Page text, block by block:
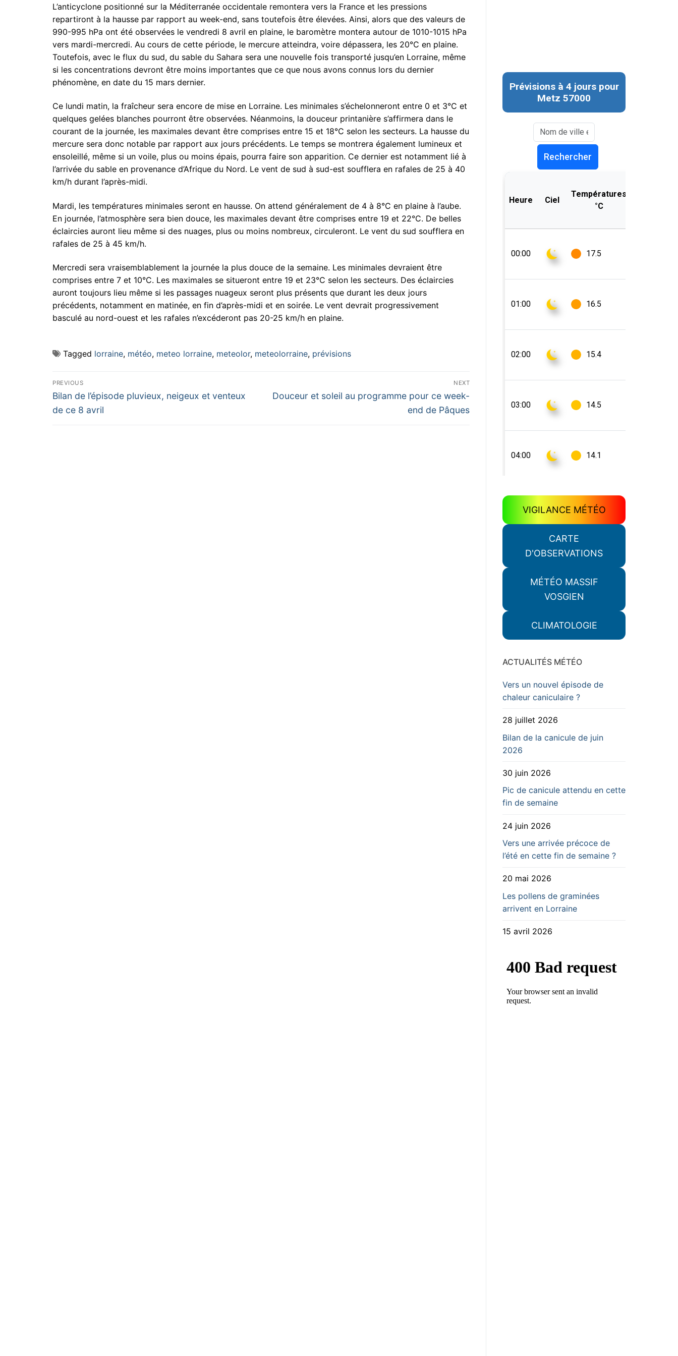
L’anticyclone positionné sur la Méditerranée occidentale remontera vers la France et les pressions
repartiront à la hausse par rapport au week-end, sans toutefois être élevées. Ainsi, alors que des valeurs de
990-995 hPa ont été observées le vendredi 8 avril en plaine, le baromètre montera autour de 1010-1015 hPa
vers mardi-mercredi. Au cours de cette période, le mercure atteindra, voire dépassera, les 20°C en plaine.
Toutefois, avec le flux du sud, du sable du Sahara sera une nouvelle fois transporté jusqu’en Lorraine, même
si les concentrations devront être moins importantes que ce que nous avons connus lors du dernier
phénomène, en date du 15 mars dernier.
Ce lundi matin, la fraîcheur sera encore de mise en Lorraine. Les minimales s’échelonneront entre 0 et 3°C et
quelques gelées blanches pourront être observées. Néanmoins, la douceur printanière s’affirmera dans le
courant de la journée, les maximales devant être comprises entre 15 et 18°C selon les secteurs. La hausse du
mercure sera donc notable par rapport aux jours précédents. Le temps se montrera également lumineux et
ensoleillé, même si un voile, plus ou moins épais, pourra faire son apparition. Ce dernier est notamment lié à
l’arrivée du sable en provenance d’Afrique du Nord. Le vent de sud à sud-est soufflera en rafales de 25 à 40
km/h durant l’après-midi.
Mardi, les températures minimales seront en hausse. On attend généralement de 4 à 8°C en plaine à l’aube.
En journée, l’atmosphère sera bien douce, les maximales devant être comprises entre 19 et 22°C. De belles
éclaircies auront lieu même si des nuages, plus ou moins nombreux, circuleront. Le vent du sud soufflera en
rafales de 25 à 45 km/h.
Mercredi sera vraisemblablement la journée la plus douce de la semaine. Les minimales devraient être
comprises entre 7 et 10°C. Les maximales se situeront entre 19 et 23°C selon les secteurs. Des éclaircies
auront toujours lieu même si les passages nuageux seront plus présents que durant les deux jours
précédents, notamment en matinée, en fin d’après-midi et en soirée. Le vent devrait progressivement
basculé au nord-ouest et les rafales n’excéderont pas 20-25 km/h en plaine.
Tagged lorraine, météo, meteo lorraine, meteolor, meteolorraine, prévisions
Navigation
de
PREVIOUS
Previous
post:
Bilan de l’épisode pluvieux, neigeux et venteux
de ce 8 avril
NEXT
Next
Douceur et soleil au programme pour ce week-
end de Pâques
VIGILANCE MÉTÉO
CARTE
D'OBSERVATIONS
MÉTÉO MASSIF
VOSGIEN
CLIMATOLOGIE
ACTUALITÉS MÉTÉO
Vers un nouvel épisode de
chaleur caniculaire ?
28 juillet 2026
Bilan de la canicule de juin
2026
30 juin 2026
Pic de canicule attendu en cette
fin de semaine
24 juin 2026
Vers une arrivée précoce de
l’été en cette fin de semaine ?
20 mai 2026
Les pollens de graminées
arrivent en Lorraine
15 avril 2026